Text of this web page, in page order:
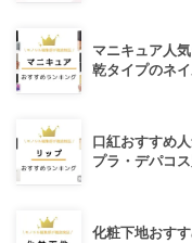
マニキュア人
乾タイプのネ
口紅おすすめ
プラ・デパコ
化粧下地おす